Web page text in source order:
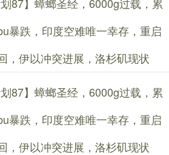
暴跌，印度空难唯一幸存，重启
，伊以冲突进展，洛杉矶现状
划87】蟑螂圣经，6000g过载，累
暴跌，印度空难唯一幸存，重启
，伊以冲突进展，洛杉矶现状